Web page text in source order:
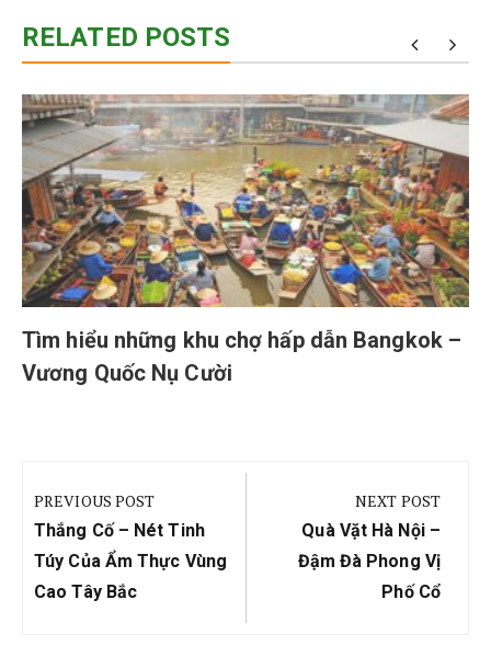
RELATED POSTS
Tìm hiểu những khu chợ hấp dẫn Bangkok –
Vương Quốc Nụ Cười
hướng
bài
viết
PREVIOUS POST
Previous
Post:
Thắng Cố – Nét Tinh
Túy Của Ẩm Thực Vùng
Cao Tây Bắc
NEXT POST
Next
Post:
Quà Vặt Hà Nội –
Đậm Đà Phong Vị
Phố Cổ